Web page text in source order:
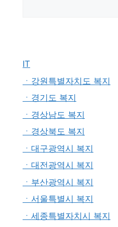
IT
ㆍ강원특별자치도 복지
ㆍ경기도 복지
ㆍ경상남도 복지
ㆍ경상북도 복지
ㆍ대구광역시 복지
ㆍ대전광역시 복지
ㆍ부산광역시 복지
ㆍ서울특별시 복지
ㆍ세종특별자치시 복지